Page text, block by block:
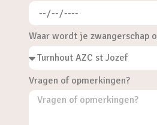
Waar wordt je zwangerschap
Vragen of opmerkingen?